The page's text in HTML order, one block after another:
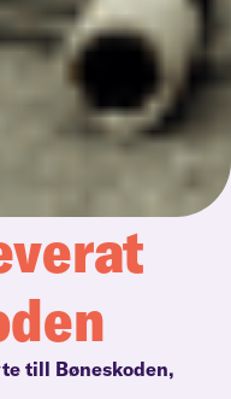
till Bøneskoden,